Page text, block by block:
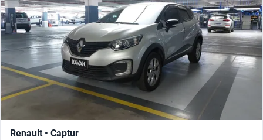
Renault • Captur